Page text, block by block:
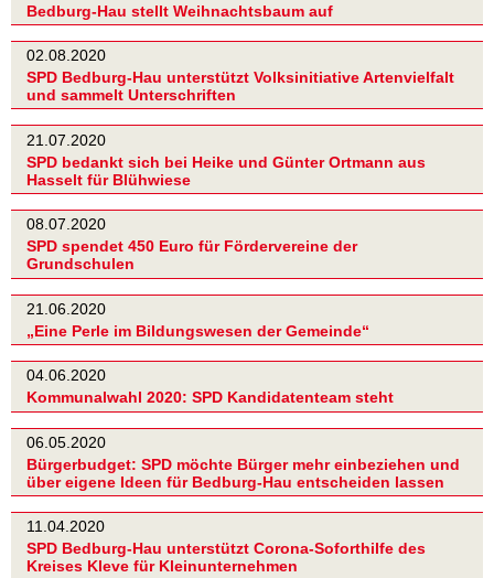
Bedburg-Hau stellt Weihnachtsbaum auf
02.08.2020
SPD Bedburg-Hau unterstützt Volksinitiative Artenvielfalt
und sammelt Unterschriften
21.07.2020
SPD bedankt sich bei Heike und Günter Ortmann aus
Hasselt für Blühwiese
08.07.2020
SPD spendet 450 Euro für Fördervereine der
Grundschulen
21.06.2020
„Eine Perle im Bildungswesen der Gemeinde“
04.06.2020
Kommunalwahl 2020: SPD Kandidatenteam steht
06.05.2020
Bürgerbudget: SPD möchte Bürger mehr einbeziehen und
über eigene Ideen für Bedburg-Hau entscheiden lassen
11.04.2020
SPD Bedburg-Hau unterstützt Corona-Soforthilfe des
Kreises Kleve für Kleinunternehmen